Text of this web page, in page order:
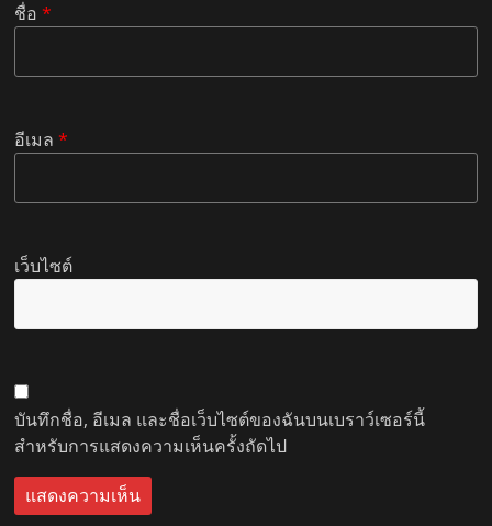
ชื่อ*
อีเมล*
เว็บไซต์
บันทึกชื่อ, อีเมล และชื่อเว็บไซต์ของฉันบนเบราว์เซอร์นี้
สำหรับการแสดงความเห็นครั้งถัดไป